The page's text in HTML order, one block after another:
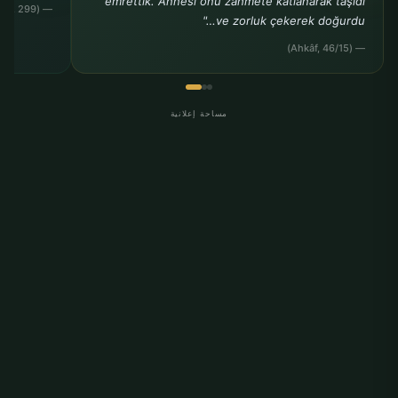
ve zorluk çekerek doğurdu…"
— (Ahkâf, 46/15)
— (Ahmed b. Hanbel, Müsned, 24, 299)
مساحة إعلانية